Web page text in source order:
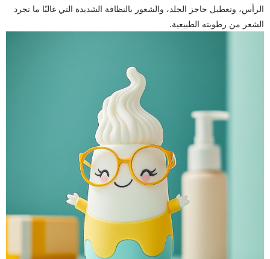
الرأس، وتعطيل حاجز الجلد، والشعور بالنظافة الشديدة التي غالبًا ما تجرد
الشعر من رطوبته الطبيعية.